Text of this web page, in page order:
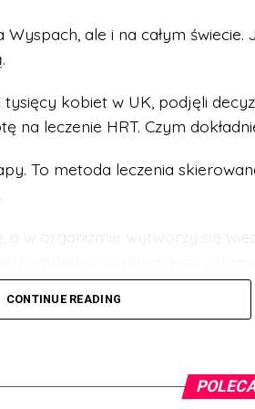
ale i na całym świecie.
tysięcy kobiet w UK, podjęli
na leczenie HRT. Czym
To metoda leczenia
w organizmie wytworzy się
tak wielu
CONTINUE READING